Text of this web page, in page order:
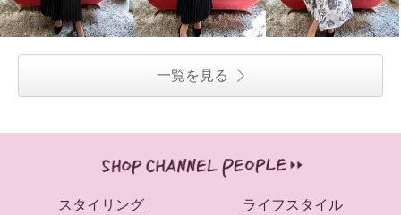
一覧を見る
スタイリング ライフスタイル